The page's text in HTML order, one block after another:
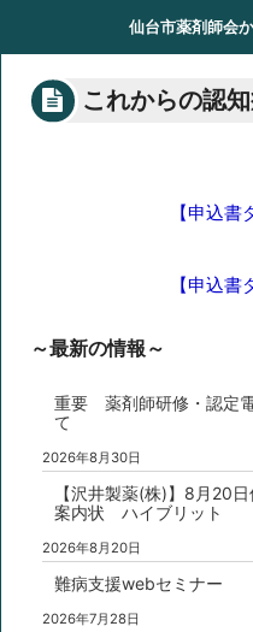
仙台市薬剤師会
これからの認
【申込書
【申込書
～最新の情報～
重要 薬剤師研修・認定
て
2026年8月30日
【沢井製薬(株)】8月20
案内状 ハイブリット
2026年8月20日
難病支援webセミナー
2026年7月28日